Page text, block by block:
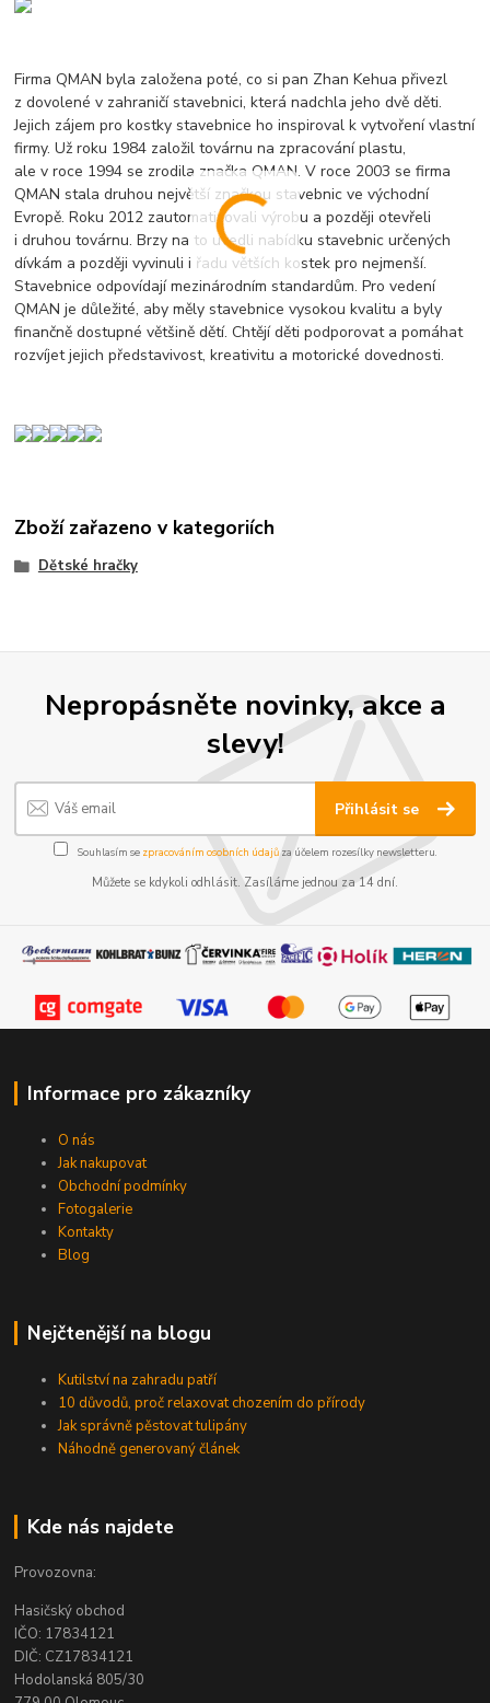
Firma QMAN byla založena poté, co si pan Zhan Kehua přivezl
z dovolené v zahraničí stavebnici, která nadchla jeho dvě děti.
Jejich zájem pro kostky stavebnice ho inspiroval k vytvoření vlastní
firmy. Už roku 1984 založil továrnu na zpracování plastu,
ale v roce 1994 se zrodila značka QMAN. V roce 2003 se firma
QMAN stala druhou největší značkou stavebnic ve východní
Evropě. Roku 2012 zautomatizovali výrobu a později otevřeli
i druhou továrnu. Brzy na to uvedli nabídku stavebnic určených
dívkám a později vyvinuli i řadu větších kostek pro nejmenší.
Stavebnice odpovídají mezinárodním standardům. Pro vedení
QMAN je důležité, aby měly stavebnice vysokou kvalitu a byly
finančně dostupné většině dětí. Chtějí děti podporovat a pomáhat
rozvíjet jejich představivost, kreativitu a motorické dovednosti.
Zboží zařazeno v kategoriích
Dětské hračky
Nepropásněte novinky, akce a
slevy!
Přihlásit se
Souhlasím se zpracováním osobních údajůza účelem rozesílky newsletteru.
Můžete se kdykoli odhlásit. Zasíláme jednou za 14 dní.
Informace pro zákazníky
O nás
Jak nakupovat
Obchodní podmínky
Fotogalerie
Kontakty
Blog
Nejčtenější na blogu
Kutilství na zahradu patří
10 důvodů, proč relaxovat chozením do přírody
Jak správně pěstovat tulipány
Náhodně generovaný článek
Kde nás najdete
Provozovna:
Hasičský obchod
IČO: 17834121
DIČ: CZ17834121
Hodolanská 805/30